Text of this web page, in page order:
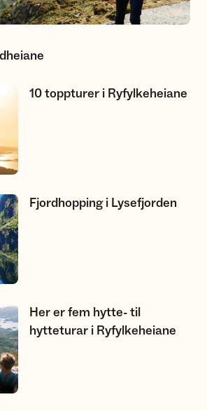
10 toppturer i Ryfylkeheiane
Fjordhopping i Lysefjorden
hytteturar i Ryfylkeheiane
Her er fem hytte- til
hytteturar i Ryfylkeheiane